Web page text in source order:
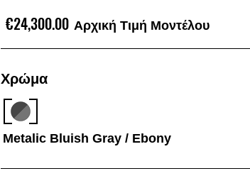
€24,300.00 Αρχική Τιμή Μοντέλου
Χρώμα
Metalic Bluish Gray / Ebony